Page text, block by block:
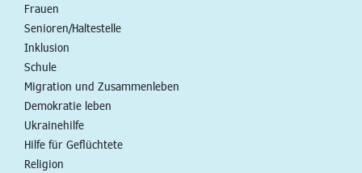
Frauen
Senioren/Haltestelle
Inklusion
Schule
Migration und Zusammenleben
Demokratie leben
Ukrainehilfe
Hilfe für Geflüchtete
Religion